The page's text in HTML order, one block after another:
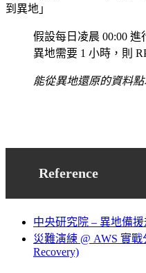
到異地」
假設每日凌晨 00:00
異地需要 1 小時，則
能從異地還原的資料
Reference
中央研究院 – 異地備
災難演練 @ AWS 實戰
Recovery)